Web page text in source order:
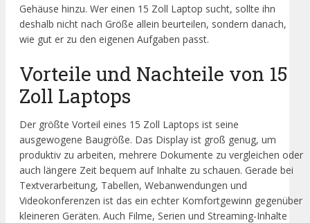
Gehäuse hinzu. Wer einen 15 Zoll Laptop sucht, sollte ihn
deshalb nicht nach Größe allein beurteilen, sondern danach,
wie gut er zu den eigenen Aufgaben passt.
Vorteile und Nachteile von 15
Zoll Laptops
Der größte Vorteil eines 15 Zoll Laptops ist seine
ausgewogene Baugröße. Das Display ist groß genug, um
produktiv zu arbeiten, mehrere Dokumente zu vergleichen oder
auch längere Zeit bequem auf Inhalte zu schauen. Gerade bei
Textverarbeitung, Tabellen, Webanwendungen und
Videokonferenzen ist das ein echter Komfortgewinn gegenüber
kleineren Geräten. Auch Filme, Serien und Streaming-Inhalte